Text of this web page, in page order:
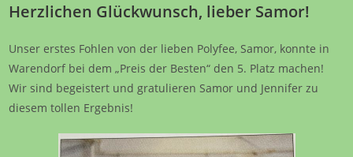
Herzlichen Glückwunsch, lieber Samor!
Unser erstes Fohlen von der lieben Polyfee, Samor, konnte in
Warendorf bei dem „Preis der Besten“ den 5. Platz machen!
Wir sind begeistert und gratulieren Samor und Jennifer zu
diesem tollen Ergebnis!